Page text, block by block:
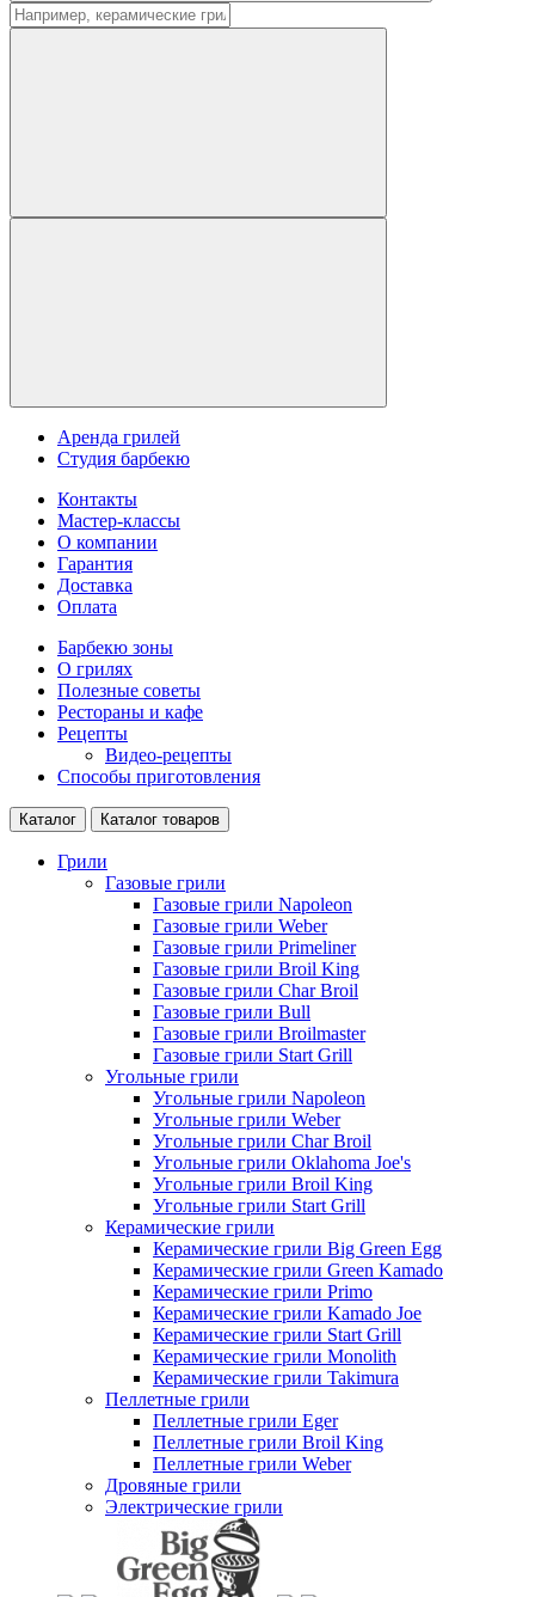
Аренда грилей
Студия барбекю
Контакты
Мастер-классы
О компании
Гарантия
Доставка
Оплата
Барбекю зоны
О грилях
Полезные советы
Рестораны и кафе
Рецепты
Видео-рецепты
Способы приготовления
Каталог Каталог товаров
Грили
Газовые грили
Газовые грили Napoleon
Газовые грили Weber
Газовые грили Primeliner
Газовые грили Broil King
Газовые грили Char Broil
Газовые грили Bull
Газовые грили Broilmaster
Газовые грили Start Grill
Угольные грили
Угольные грили Napoleon
Угольные грили Weber
Угольные грили Char Broil
Угольные грили Oklahoma Joe's
Угольные грили Broil King
Угольные грили Start Grill
Керамические грили
Керамические грили Big Green Egg
Керамические грили Green Kamado
Керамические грили Primo
Керамические грили Kamado Joe
Керамические грили Start Grill
Керамические грили Monolith
Керамические грили Takimura
Пеллетные грили
Пеллетные грили Eger
Пеллетные грили Broil King
Пеллетные грили Weber
Дровяные грили
Электрические грили